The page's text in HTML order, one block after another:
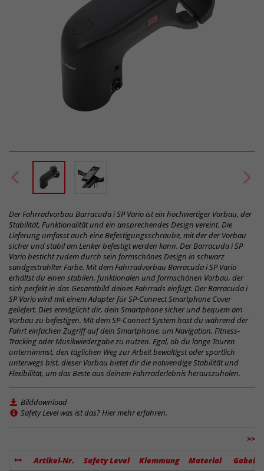
Der Fahrradvorbau Barracuda i SP Vario ist ein hochwertiger Vorbau, der
Stabilität, Funktionalität und ein ansprechendes Design vereint. Die
Lieferung umfasst auch eine Befestigungsschraube, mit der der Vorbau
sicher und stabil am Lenker befestigt werden kann. Der Barracuda i SP
Vario besticht zudem durch sein formschönes Design in schwarz
sandgestrahlter Farbe. Mit dem Fahrradvorbau Barracuda i SP Vario
erhältst du einen stabilen, funktionalen und formschönen Vorbau, der
sich perfekt in das Gesamtbild deines Fahrrads einfügt. Der Barracuda i
SP Vario wird mit einem Adapter für SP-Connect Smartphone Cover
geliefert. Dies ermöglicht dir, dein Smartphone sicher und bequem am
Vorbau zu befestigen. Mit dem SP-Connect System hast du während der
Fahrt einfachen Zugriff auf dein Smartphone, um Navigation, Fitness-
Tracking oder Musikwiedergabe zu nutzen. Egal, ob du lange Touren
unternimmst, den täglichen Weg zur Arbeit bewältigst oder sportlich
unterwegs bist, dieser Vorbau bietet dir die notwendige Stabilität und
Flexibilität, um das Beste aus deinem Fahrraderlebnis herauszuholen.
Bilddownload
Safety Level was ist das? Hier mehr erfahren.
>>
Artikel-Nr. Safety Level Klemmung Material